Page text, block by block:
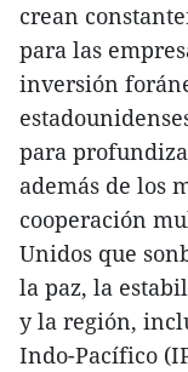
crean
para las
inversión
para
además de los
cooperación
Unidos que
la paz, la
y la región,
Indo-Pacífico